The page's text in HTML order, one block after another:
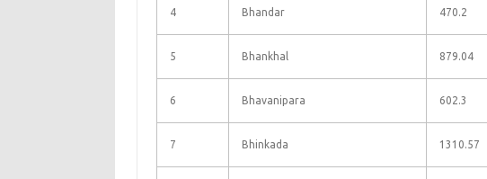
4 Bhandar 470.2
5 Bhankhal 879.04
6 Bhavanipara 602.3
7 Bhinkada 1310.57